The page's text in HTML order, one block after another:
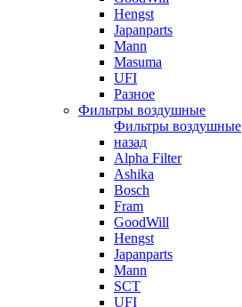
Hengst
Japanparts
Mann
Masuma
UFI
Разное
Фильтры воздушные
Фильтры воздушные
назад
Alpha Filter
Ashika
Bosch
Fram
GoodWill
Hengst
Japanparts
Mann
SCT
UFI